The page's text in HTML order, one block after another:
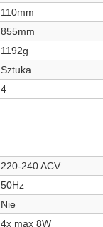
110mm
855mm
1192g
Sztuka
4
220-240 ACV
50Hz
Nie
4x max 8W